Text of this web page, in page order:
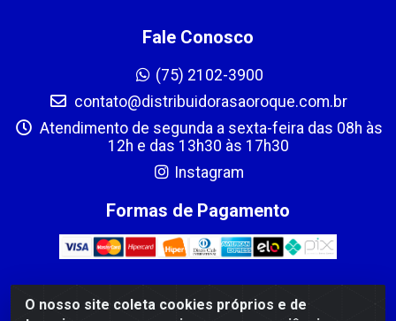
O nosso site coleta cookies próprios e de
Fale Conosco
(75) 2102-3900
contato@distribuidorasaoroque.com.br
Atendimento de segunda a sexta-feira das 08h às
12h e das 13h30 às 17h30
Instagram
Formas de Pagamento
DIST DE PROD ALIM SÃO ROQUE LTDA - AVENIDA PROBAHIA,